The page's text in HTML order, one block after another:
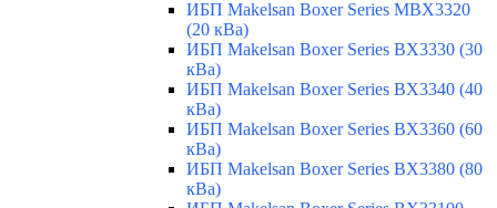
ИБП Makelsan Boxer Series MBX3320
(20 кВа)
ИБП Makelsan Boxer Series BX3330 (30
кВа)
ИБП Makelsan Boxer Series BX3340 (40
кВа)
ИБП Makelsan Boxer Series BX3360 (60
кВа)
ИБП Makelsan Boxer Series BX3380 (80
кВа)